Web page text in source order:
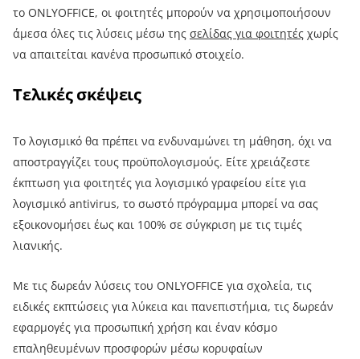
το ONLYOFFICE, οι φοιτητές μπορούν να χρησιμοποιήσουν
άμεσα όλες τις λύσεις μέσω της σελίδας για φοιτητές χωρίς
να απαιτείται κανένα προσωπικό στοιχείο.
Τελικές σκέψεις
Το λογισμικό θα πρέπει να ενδυναμώνει τη μάθηση, όχι να
αποστραγγίζει τους προϋπολογισμούς. Είτε χρειάζεστε
έκπτωση για φοιτητές για λογισμικό γραφείου είτε για
λογισμικό antivirus, το σωστό πρόγραμμα μπορεί να σας
εξοικονομήσει έως και 100% σε σύγκριση με τις τιμές
λιανικής.
Με τις δωρεάν λύσεις του ONLYOFFICE για σχολεία, τις
ειδικές εκπτώσεις για λύκεια και πανεπιστήμια, τις δωρεάν
εφαρμογές για προσωπική χρήση και έναν κόσμο
επαληθευμένων προσφορών μέσω κορυφαίων